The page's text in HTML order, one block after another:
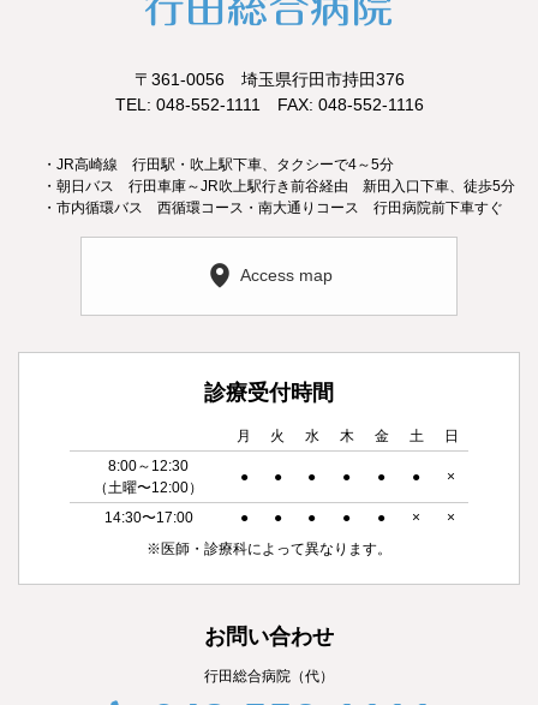
〒361-0056 埼玉県行田市持田376
TEL: 048-552-1111 FAX: 048-552-1116
・JR高崎線 行田駅・吹上駅下車、タクシーで4～5分
・朝日バス 行田車庫～JR吹上駅行き前谷経由 新田入口下車、徒歩5分
・市内循環バス 西循環コース・南大通りコース 行田病院前下車すぐ
Access map
診療受付時間
月 火 水 木 金 土
日
8:00～12:30
（土曜〜12:00）
● ● ● ● ● ● ×
14:30〜17:00 ● ● ● ● ● ×
×
※医師・診療科によって異なります。
お問い合わせ
行田総合病院（代）